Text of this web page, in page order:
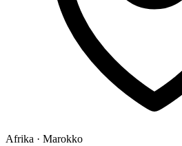
Afrika · Marokko